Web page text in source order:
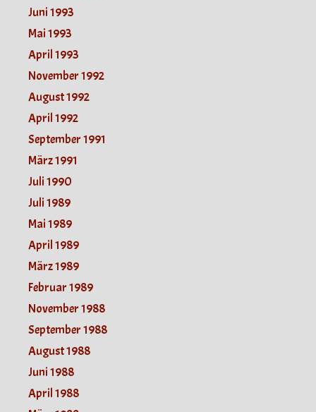
Juni 1993
Mai 1993
April 1993
November 1992
August 1992
April 1992
September 1991
März 1991
Juli 1990
Juli 1989
Mai 1989
April 1989
März 1989
Februar 1989
November 1988
September 1988
August 1988
Juni 1988
April 1988